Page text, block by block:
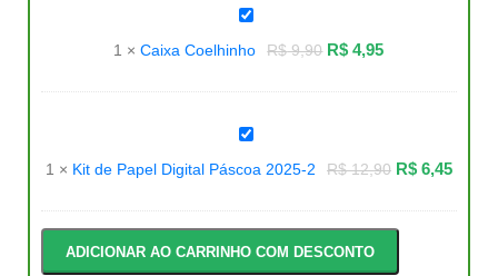
Caixa
Coelhinho
1 ×Caixa Coelhinho R$9,90 R$ 4,95
Kit
de
Digital
1 × Kit de Papel Digital Páscoa 2025-2 R$12,90 R$6,45
ADICIONAR AO CARRINHO COM DESCONTO